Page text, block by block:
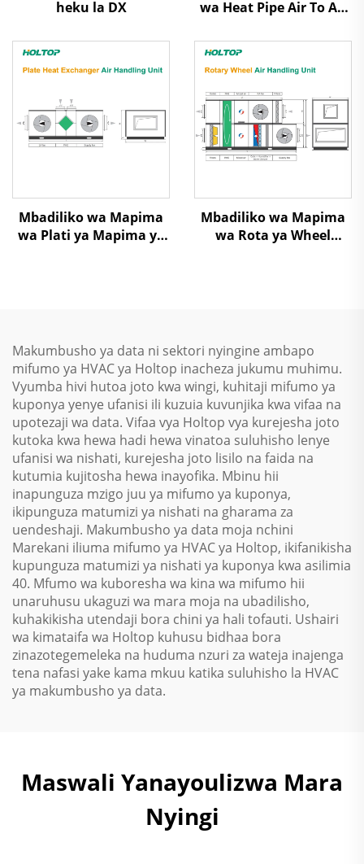
heku la DX
wa Heat Pipe Air To Air
Handling Unit
Mbadiliko wa Mapima
wa Plati ya Mapima ya
Mbadiliko wa Mapima
wa Rota ya Wheel
Makumbusho ya data ni sektori nyingine ambapo
mifumo ya HVAC ya Holtop inacheza jukumu muhimu.
Vyumba hivi hutoa joto kwa wingi, kuhitaji mifumo ya
kuponya yenye ufanisi ili kuzuia kuvunjika kwa vifaa na
upotezaji wa data. Vifaa vya Holtop vya kurejesha joto
kutoka kwa hewa hadi hewa vinatoa suluhisho lenye
ufanisi wa nishati, kurejesha joto lisilo na faida na
kutumia kujitosha hewa inayofika. Mbinu hii
inapunguza mzigo juu ya mifumo ya kuponya,
ikipunguza matumizi ya nishati na gharama za
uendeshaji. Makumbusho ya data moja nchini
Marekani iliuma mifumo ya HVAC ya Holtop, ikifanikisha
kupunguza matumizi ya nishati ya kuponya kwa asilimia
40. Mfumo wa kuboresha wa kina wa mifumo hii
unaruhusu ukaguzi wa mara moja na ubadilisho,
kuhakikisha utendaji bora chini ya hali tofauti. Ushairi
wa kimataifa wa Holtop kuhusu bidhaa bora
zinazotegemeleka na huduma nzuri za wateja inajenga
tena nafasi yake kama mkuu katika suluhisho la HVAC
ya makumbusho ya data.
Maswali Yanayoulizwa Mara
Nyingi